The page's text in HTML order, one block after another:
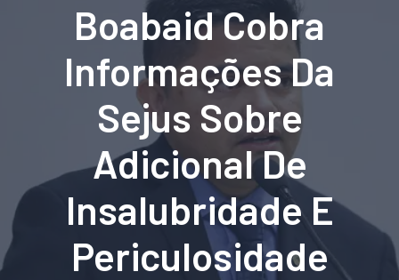
Boabaid Cobra
Informações Da
Sejus Sobre
Adicional De
Insalubridade E
Periculosidade